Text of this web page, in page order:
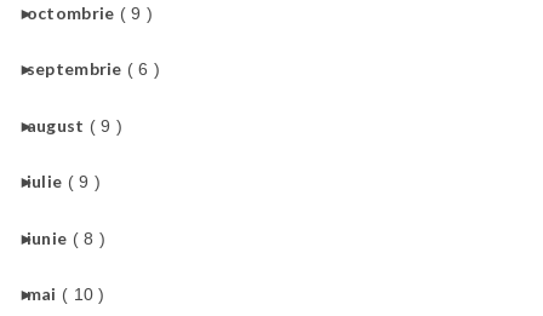
►
octombrie ( 9 )
►
septembrie ( 6 )
►
august ( 9 )
►
iulie ( 9 )
►
iunie ( 8 )
►
mai ( 10 )